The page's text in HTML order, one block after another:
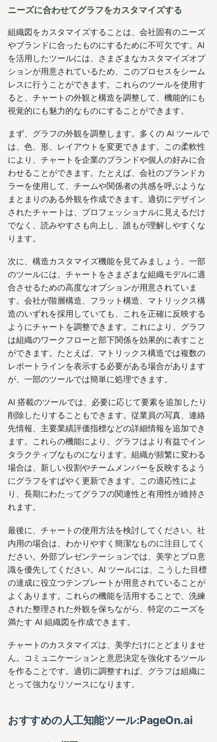
ニーズに合わせてグラフをカスタマイズする
組織図をカスタマイズすることは、会社固有のニーズ
やブランドに合ったものにするために不可欠です。AI
を活用したツールには、さまざまなカスタマイズオプ
ションが用意されているため、このプロセスをシーム
レスに行うことができます。これらのツールを使用す
ると、チャートの外観と構造を調整して、機能的にも
視覚的にも魅力的なものにすることができます。
まず、グラフの外観を調整します。多くの AI ツールで
は、色、形、レイアウトを変更できます。この柔軟性
により、チャートを企業のブランドや個人の好みに合
わせることができます。たとえば、会社のブランドカ
ラーを使用して、チームや関係者の共感を呼ぶような
まとまりのある外観を作成できます。適切にデザイン
されたチャートは、プロフェッショナルに見えるだけ
でなく、読みやすさも向上し、誰もが理解しやすくな
ります。
次に、構造カスタマイズ機能を見てみましょう。一部
のツールには、チャートをさまざまな組織モデルに適
合させるための高度なオプションが用意されていま
す。会社が階層構造、フラット構造、マトリックス構
造のいずれを採用していても、これを正確に反映する
ようにチャートを調整できます。これにより、グラフ
は組織のワークフローと部下関係を効果的に表すこと
ができます。たとえば、マトリックス構造では複数の
レポートラインを表示する必要がある場合があります
が、一部のツールでは簡単に処理できます。
AI 搭載のツールでは、必要に応じて要素を追加したり
削除したりすることもできます。従業員の写真、連絡
先情報、主要業績評価指標などの詳細情報を追加でき
ます。これらの機能により、グラフはより有益でイン
タラクティブなものになります。組織が頻繁に変わる
場合は、新しい役割やチームメンバーを反映するよう
にグラフをすばやく更新できます。この適応性によ
り、長期にわたってグラフの関連性と有用性が維持さ
れます。
最後に、チャートの使用方法を検討してください。社
内用の場合は、わかりやすく簡潔なものに注目してく
ださい。外部プレゼンテーションでは、美学とプロ意
識を優先してください。AI ツールには、こうした目標
の達成に役立つテンプレートが用意されていることが
よくあります。これらの機能を活用することで、洗練
された整理された外観を保ちながら、特定のニーズを
満たす AI 組織図を作成できます。
チャートのカスタマイズは、美学だけにとどまりませ
ん。コミュニケーションと意思決定を強化するツール
を作ることです。適切に調整すれば、グラフは組織に
とって強力なリソースになります。
おすすめの人工知能ツール:PageOn.ai